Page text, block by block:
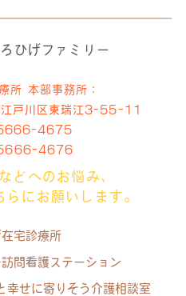
ひげファミリー
所 本部事務所：
戸川区東瑞江3-55-11
4675
4676
どへのお悩み、
にお願いします。
在宅診療所
問看護ステーション
幸せに寄りそう介護相談室